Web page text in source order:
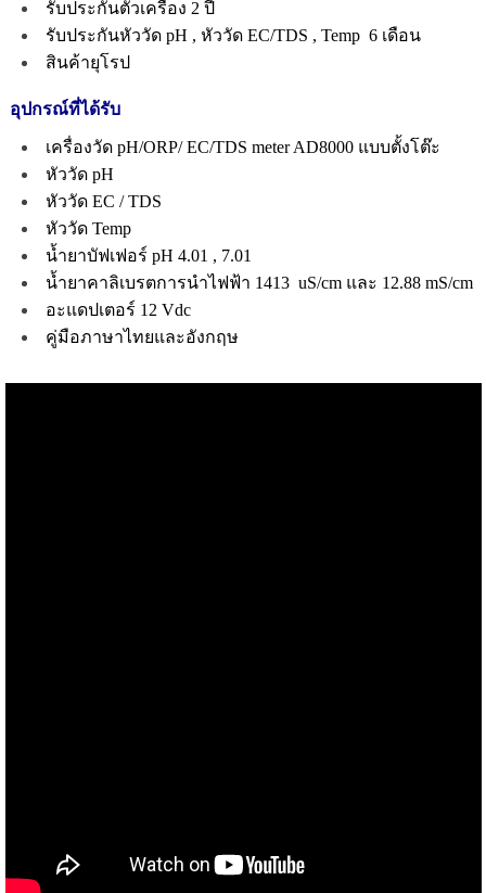
รับประกันตัวเครื่อง 2 ปี
รับประกันหัววัด pH , หัววัด EC/TDS , Temp 6 เดือน
สินค้ายุโรป
อุปกรณ์ที่ได้รับ
เครื่องวัด pH/ORP/ EC/TDS meter AD8000 แบบตั้งโต๊ะ
หัววัด pH
หัววัด EC / TDS
หัววัด Temp
น้ำยาบัฟเฟอร์ pH 4.01 , 7.01
น้ำยาคาลิเบรตการนำไฟฟ้า 1413 uS/cm และ 12.88 mS/cm
อะแดปเตอร์ 12 Vdc
คู่มือภาษาไทยและอังกฤษ